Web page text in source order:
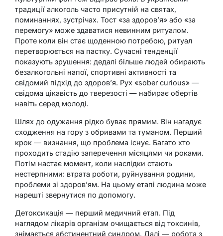
традиції алкоголь часто присутній на святах,
поминаннях, зустрічах. Тост «за здоров’я» або «за
перемогу» може здаватися невинним ритуалом.
Проте коли він стає щоденною потребою, ритуал
перетворюється на пастку. Сучасні тенденції
показують зрушення: дедалі більше людей обирають
безалкогольні напої, спортивні активності та
свідомий підхід до здоров’я. Рух «sober curious» —
свідома цікавість до тверезості — набирає обертів
навіть серед молоді.
Шлях до одужання рідко буває прямим. Він нагадує
сходження на гору з обривами та туманом. Перший
крок — визнання, що проблема існує. Багато хто
проходить стадію заперечення місяцями чи роками.
Потім настає момент, коли наслідки стають
нестерпними: втрата роботи, руйнування родини,
проблеми зі здоров’ям. На цьому етапі людина може
нарешті звернутися по допомогу.
Детоксикація — перший медичний етап. Під
наглядом лікарів організм очищається від токсинів,
знімається абстинентний синдром. Далі — робота з